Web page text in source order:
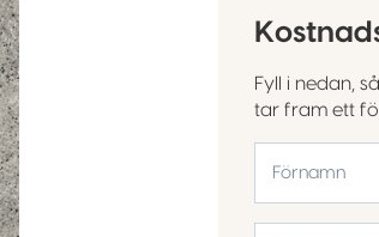
Fyll i nedan,
tar fram ett
Förnamn